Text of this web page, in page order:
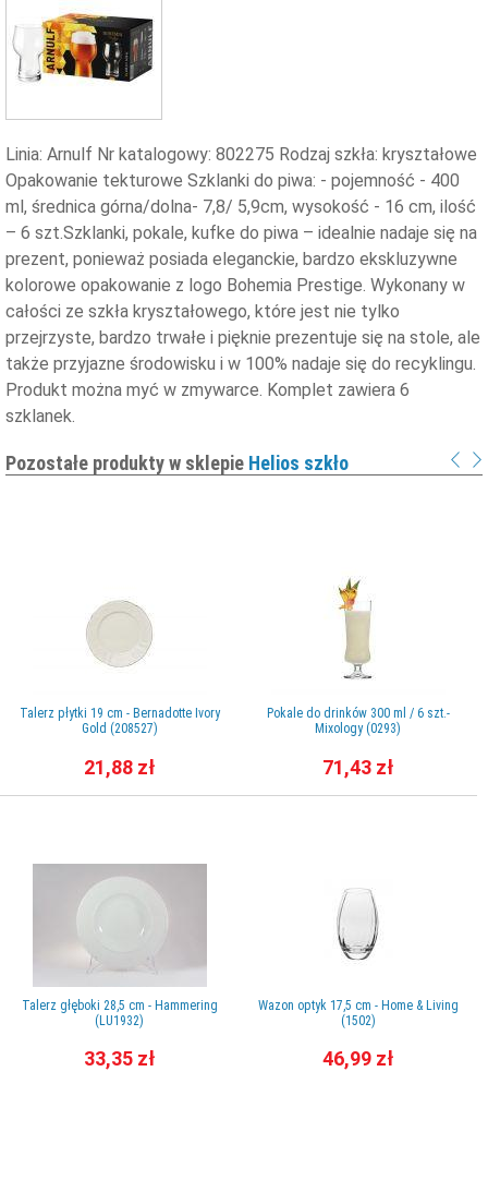
Linia: Arnulf Nr katalogowy: 802275 Rodzaj szkła: kryształowe
Opakowanie tekturowe Szklanki do piwa: - pojemność - 400
ml, średnica górna/dolna- 7,8/ 5,9cm, wysokość - 16 cm, ilość
– 6 szt.Szklanki, pokale, kufke do piwa – idealnie nadaje się na
prezent, ponieważ posiada eleganckie, bardzo ekskluzywne
kolorowe opakowanie z logo Bohemia Prestige. Wykonany w
całości ze szkła kryształowego, które jest nie tylko
przejrzyste, bardzo trwałe i pięknie prezentuje się na stole, ale
także przyjazne środowisku i w 100% nadaje się do recyklingu.
Produkt można myć w zmywarce. Komplet zawiera 6
szklanek.
Pozostałe produkty w sklepie Helios szkło
Talerz płytki 19 cm - Bernadotte Ivory
Gold (208527)
21,88 zł
Talerz głęboki 28,5 cm - Hammering
(LU1932)
33,35 zł
Pokale do drinków 300 ml / 6 szt.-
Mixology (0293)
71,43 zł
Wazon optyk 17,5 cm - Home & Living
(1502)
46,99 zł